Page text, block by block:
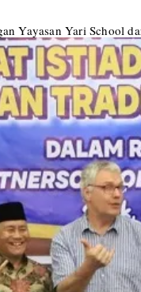
Yayasan Yari School